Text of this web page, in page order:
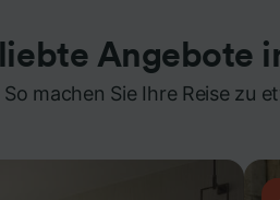
Angebote
So machen Sie Ihre Reise zu